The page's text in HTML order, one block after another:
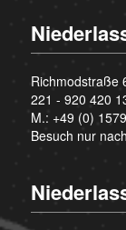
Richmodstraße
221 - 920 420
M.: +49 (0)
Besuch nur